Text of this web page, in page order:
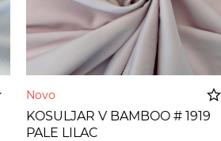
Novo
KOSULJAR V BAMBOO # 1919
PALE LILAC